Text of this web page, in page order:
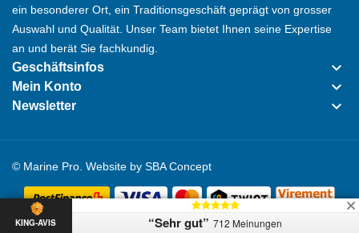
ein besonderer Ort, ein Traditionsgeschäft geprägt von grosser
Auswahl und Qualität. Unser Team bietet Ihnen seine Expertise
an und berät Sie fachkundig.
Geschäftsinfos keyboard_arrow_down
Mein Konto keyboard_arrow_down
Newsletter keyboard_arrow_down
© Marine Pro. Website by SBA Concept
KING-AVIS “Sehr gut” 712 Meinungen